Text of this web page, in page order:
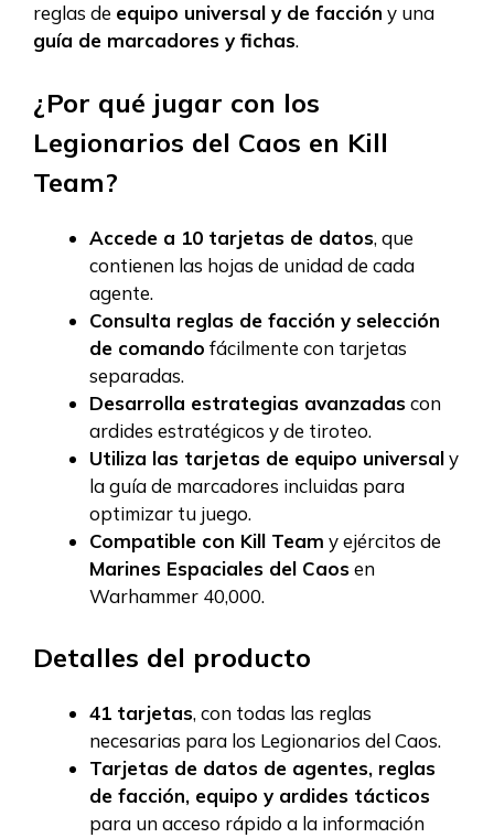
reglas de equipo universal y de facción y una
guía de marcadores y fichas.
¿Por qué jugar con los
Legionarios del Caos en Kill
Team?
Accede a 10 tarjetas de datos, que
contienen las hojas de unidad de cada
agente.
Consulta reglas de facción y selección
de comando fácilmente con tarjetas
separadas.
Desarrolla estrategias avanzadascon
ardides estratégicos y de tiroteo.
Utiliza las tarjetas de equipo universaly
la guía de marcadores incluidas para
optimizar tu juego.
Compatible con Kill Team y ejércitos de
Marines Espaciales del Caosen
Warhammer 40,000.
Detalles del producto
41 tarjetas, con todas las reglas
necesarias para los Legionarios del Caos.
Tarjetas de datos de agentes, reglas
de facción, equipo y ardides tácticos
para un acceso rápido a la información